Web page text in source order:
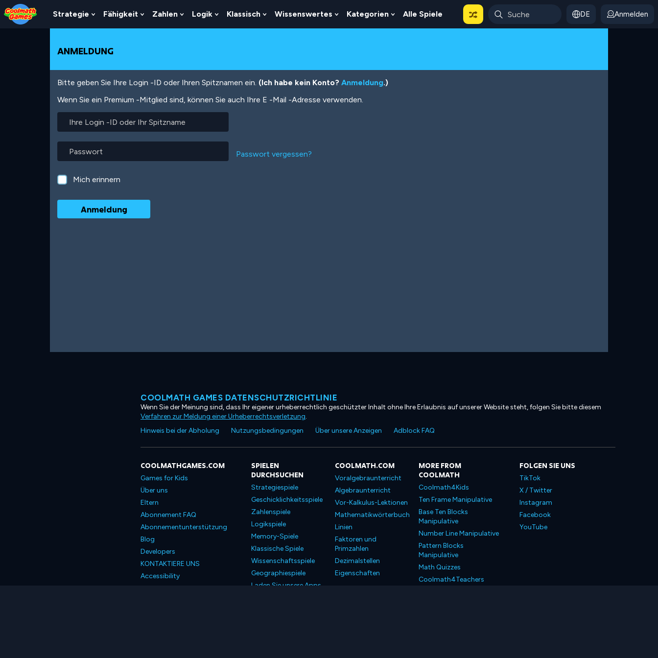
Skip
to
Top
Skip
to
Navigation
Skip
to
Main
Skip
to
Footer
Direkt
zum
Inhalt
Strategie
Show
Submenu
Strategie
Fähigkeit
Show
Submenu
Zahlen
Show
Submenu
Logik
Show
Submenu
Klassisch
Show
Submenu
Wissenswertes
Show
Submenu
Kategorien
Show
Submenu
Alle Spiele DE Anmelden
ANMELDUNG
Bitte geben Sie Ihre Login -ID oder Ihren Spitznamen ein. (Ich habe kein Konto? Anmeldung.)
Wenn Sie ein Premium -Mitglied sind, können Sie auch Ihre E -Mail -Adresse verwenden.
Login
ID
oder
Ihr
Spitzname
Passwort vergessen?
Mich erinnern
COOLMATH GAMES DATENSCHUTZRICHTLINIE
Wenn Sie der Meinung sind, dass Ihr eigener urheberrechtlich geschützter Inhalt ohne Ihre Erlaubnis auf unserer Website steht, folgen Sie bitte diesem
Verfahren zur Meldung einer Urheberrechtsverletzung.
Hinweis bei der Abholung
Nutzungsbedingungen Über unsere Anzeigen Adblock FAQ
COOLMATHGAMES.COM
Games for Kids
Über uns
Eltern
Abonnement FAQ
Abonnementunterstützung
Blog
Developers
KONTAKTIERE UNS
Accessibility
SPIELEN
DURCHSUCHEN
Strategiespiele
Geschicklichkeitsspiele
Zahlenspiele
Logikspiele
Memory-Spiele
Klassische Spiele
Wissenschaftsspiele
Geographiespiele
Laden Sie unsere Apps
COOLMATH.COM
Voralgebraunterricht
Algebraunterricht
Vor-Kalkulus-Lektionen
Mathematikwörterbuch
Linien
Faktoren und
Primzahlen
Dezimalstellen
Eigenschaften
MORE FROM
COOLMATH
Coolmath4Kids
Ten Frame Manipulative
Base Ten Blocks
Manipulative
Number Line Manipulative
Pattern Blocks
Manipulative
Math Quizzes
Coolmath4Teachers
FOLGEN SIE UNS
TikTok
X / Twitter
Instagram
Facebook
YouTube